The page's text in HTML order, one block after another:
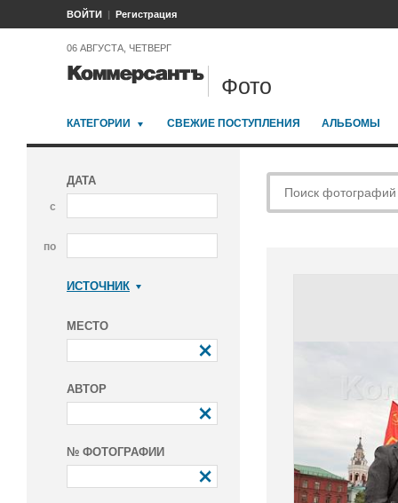
ВОЙТИ Регистрация
06 АВГУСТА, ЧЕТВЕРГ
Фото
КАТЕГОРИИ СВЕЖИЕ ПОСТУПЛЕНИЯ АЛЬБОМЫ
ДАТА
с
по
ИСТОЧНИК
МЕСТО
АВТОР
№ ФОТОГРАФИИ